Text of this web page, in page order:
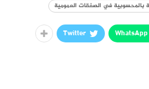
بالمحسوبية في الصفقات العمومية
WhatsApp
Twitter